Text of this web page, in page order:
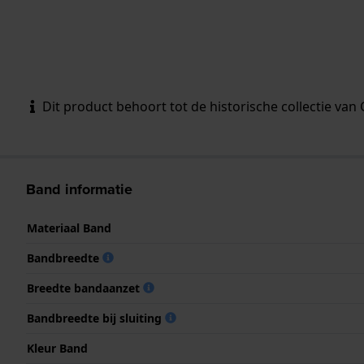
Dit product behoort tot de historische collectie van
Band informatie
Materiaal Band
Bandbreedte
Breedte bandaanzet
Bandbreedte bij sluiting
Kleur Band